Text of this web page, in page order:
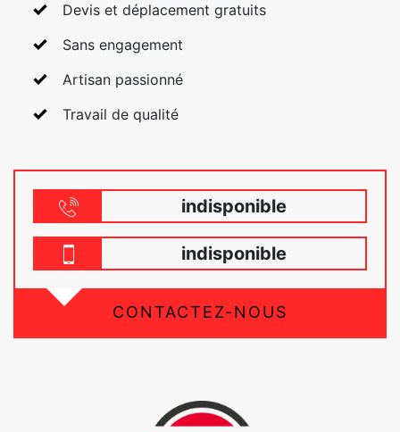
Devis et déplacement gratuits
Sans engagement
Artisan passionné
Travail de qualité
indisponible
indisponible
CONTACTEZ-NOUS